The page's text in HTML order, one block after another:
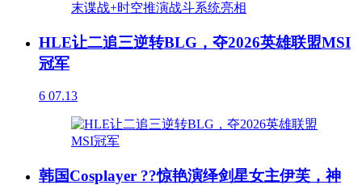
HLE让二追三逆转BLG，夺2026英雄联盟MSI
冠军
6 07.13
韩国Cosplayer ??惊艳演绎剑星女主伊芙，神